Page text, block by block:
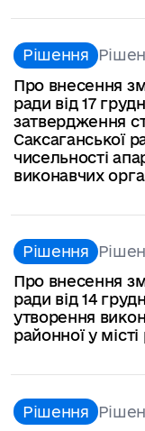
Рішення
Про внесення
ради від 17
затвердження
Саксаганської
чисельності
виконавчих
Рішення
Про внесення
ради від 14
утворення
районної у
Рішення